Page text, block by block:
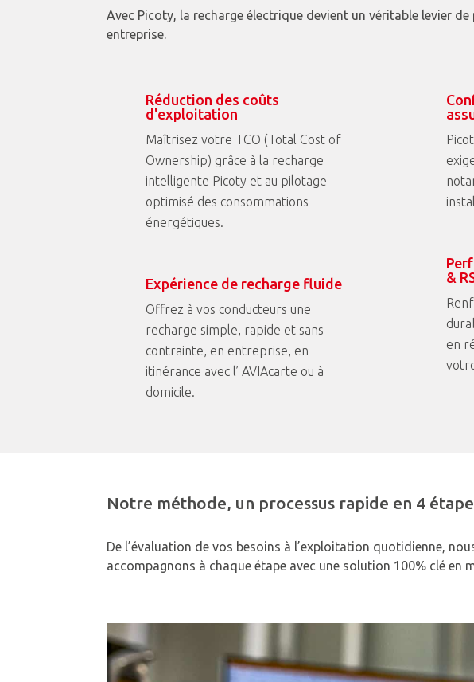
Avec Picoty, la recharge électrique devient un véritable levier
entreprise.
Réduction des coûts
d'exploitation
Maîtrisez votre TCO (Total Cost of
Ownership) grâce à la recharge
intelligente Picoty et au pilotage
optimisé des consommations
énergétiques.
Expérience de recharge fluide
Offrez à vos conducteurs une
recharge simple, rapide et sans
contrainte, en entreprise, en
itinérance avec l’ AVIAcarte ou à
domicile.
&
en
Notre méthode, un processus rapide en 4
De l’évaluation de vos besoins à l’exploitation quotidienne,
accompagnons à chaque étape avec une solution 100% clé en